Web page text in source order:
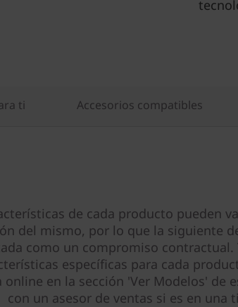
ti Accesorios compatibles
de cada producto pueden
del mismo, por lo que la siguiente
como un compromiso contractual.
específicas para cada
online en la sección 'Ver Modelos' de
con un asesor de ventas si es en una